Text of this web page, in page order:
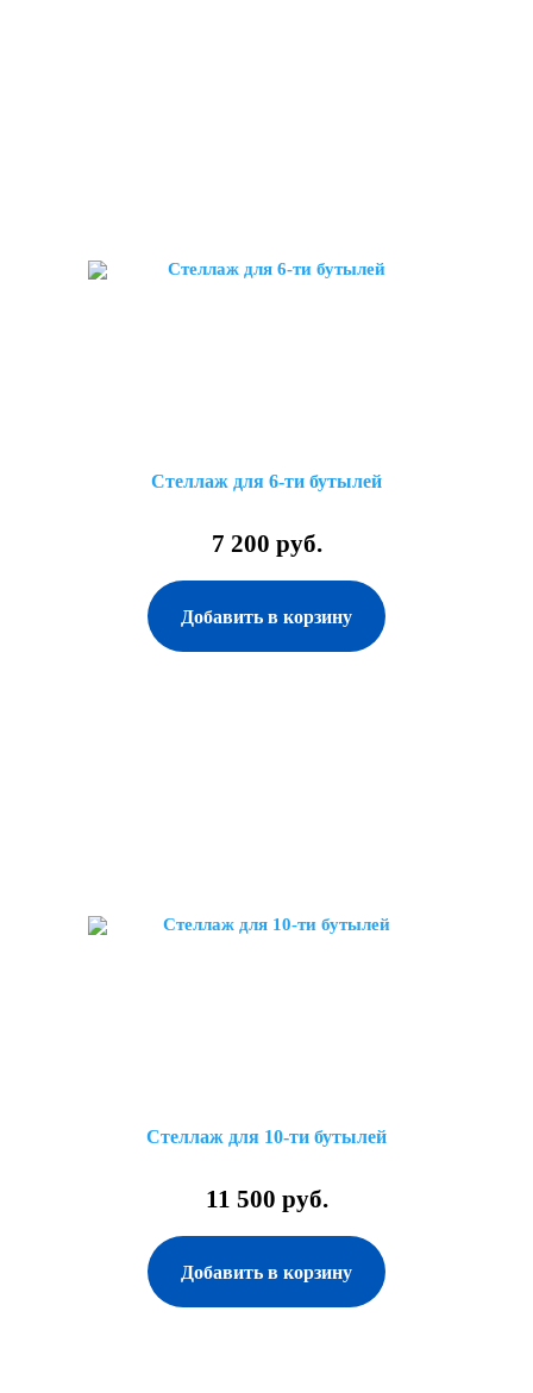
Стеллаж для 6-ти бутылей
7 200 руб.
Добавить в корзину
Стеллаж для 10-ти бутылей
11 500 руб.
Добавить в корзину